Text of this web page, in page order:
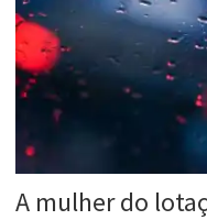
A mulher do